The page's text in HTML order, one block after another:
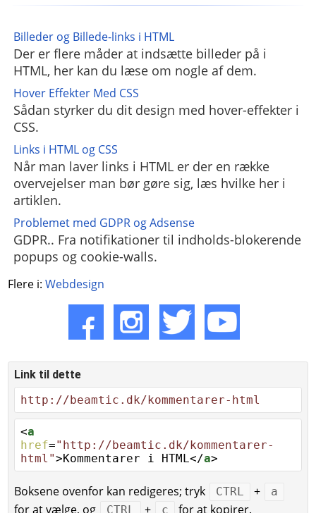
Billeder og Billede-links i HTML
Der er flere måder at indsætte billeder på i
HTML, her kan du læse om nogle af dem.
Hover Effekter Med CSS
Sådan styrker du dit design med hover-effekter i
CSS.
Links i HTML og CSS
Når man laver links i HTML er der en række
overvejelser man bør gøre sig, læs hvilke her i
artiklen.
Problemet med GDPR og Adsense
GDPR.. Fra notifikationer til indholds-blokerende
popups og cookie-walls.
Flere i:Webdesign
Link til dette
http://beamtic.dk/kommentarer-html
<a
href="http://beamtic.dk/kommentarer-
html">Kommentarer i HTML</a>
Boksene ovenfor kan redigeres; tryk CTRL + a
for at vælge, og CTRL + c for at kopirer.